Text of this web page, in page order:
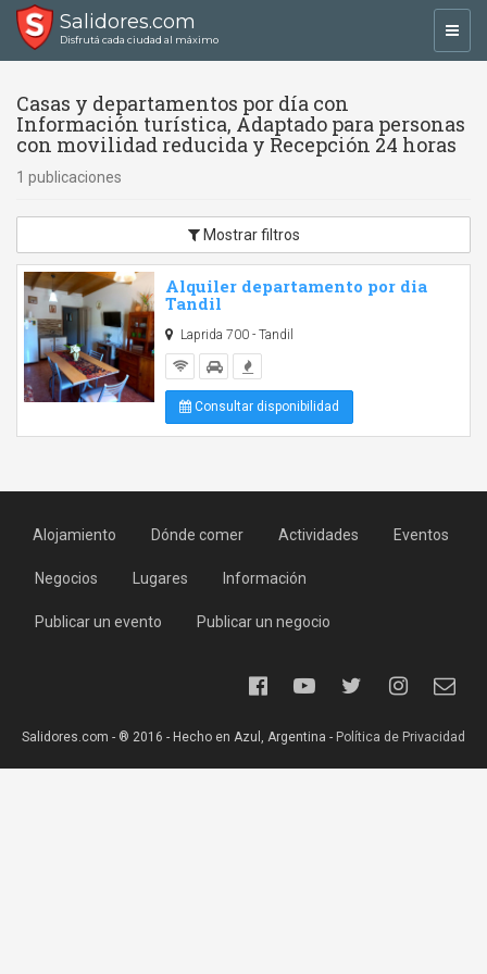
Salidores.com
Disfrutá cada ciudad al máximo
Casas y departamentos por día con
Información turística, Adaptado para personas
con movilidad reducida y Recepción 24 horas
1 publicaciones
Mostrar filtros
Alquiler departamento por dia
Tandil
Laprida 700 - Tandil
Consultar disponibilidad
Alojamiento Dónde comer Actividades Eventos
Negocios Lugares Información
Publicar un evento Publicar un negocio
Salidores.com - ® 2016 - Hecho en Azul, Argentina - Política de Privacidad